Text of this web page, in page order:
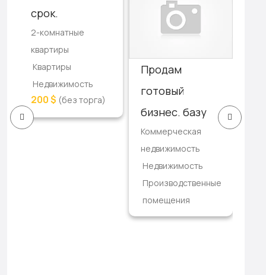
срок.
2-комнатные
квартиры
Квартиры
Недвижимость
200 $ (без торга)
Продам
готовый
бизнес. базу
Коммерческая
недвижимость
Недвижимость
Производственные
помещения